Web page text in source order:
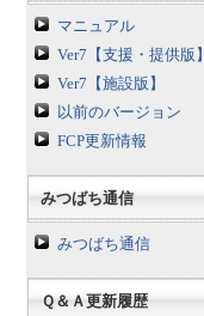
マニュアル
Ver7【支援・提供版】
Ver7【施設版】
以前のバージョン
FCP更新情報
みつばち通信
みつばち通信
Ｑ＆Ａ更新履歴